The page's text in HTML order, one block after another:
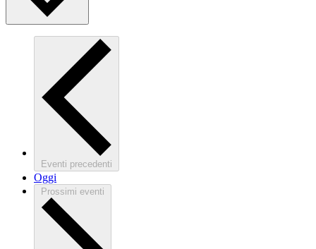
Eventi precedenti
Oggi
Prossimi eventi